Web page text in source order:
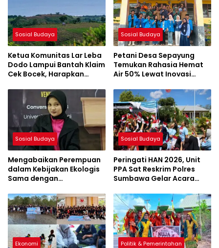
Sosial Budaya
Ketua Komunitas Lar Leba
Dodo Lampui Bantah Klaim
Cek Bocek, Harapkan
Makam Leluhur
Sosial Budaya
Petani Desa Sepayung
Temukan Rahasia Hemat
Air 50% Lewat Inovasi
Sosial Budaya
Mengabaikan Perempuan
dalam Kebijakan Ekologis
Sama dengan
Lingkungan
Sosial Budaya
Peringati HAN 2026, Unit
PPA Sat Reskrim Polres
Sumbawa Gelar Acara
Jorok
Ekonomi Politik & Pemerintahan